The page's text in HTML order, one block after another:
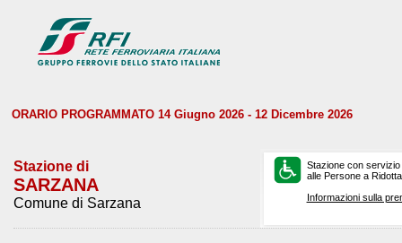
ORARIO PROGRAMMATO 14 Giugno 2026 - 12 Dicembre 2026
Stazione di
SARZANA
Comune di Sarzana
Stazione con
alle Persone a
Informazioni sulla